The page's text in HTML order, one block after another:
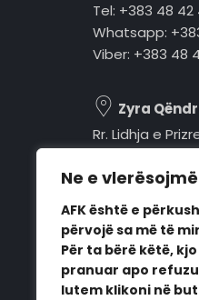
Ne e
AFK është e
përvojë sa më të
Për ta bërë këtë,
pranuar apo
lutem klikoni në
Tel: +383 48 42
Whatsapp:
Viber: +383 48
Zyra
Rr. Lidhja e
Pejë, 30000,
Orari i punës:
E hënë - E
08:00 - 16:00